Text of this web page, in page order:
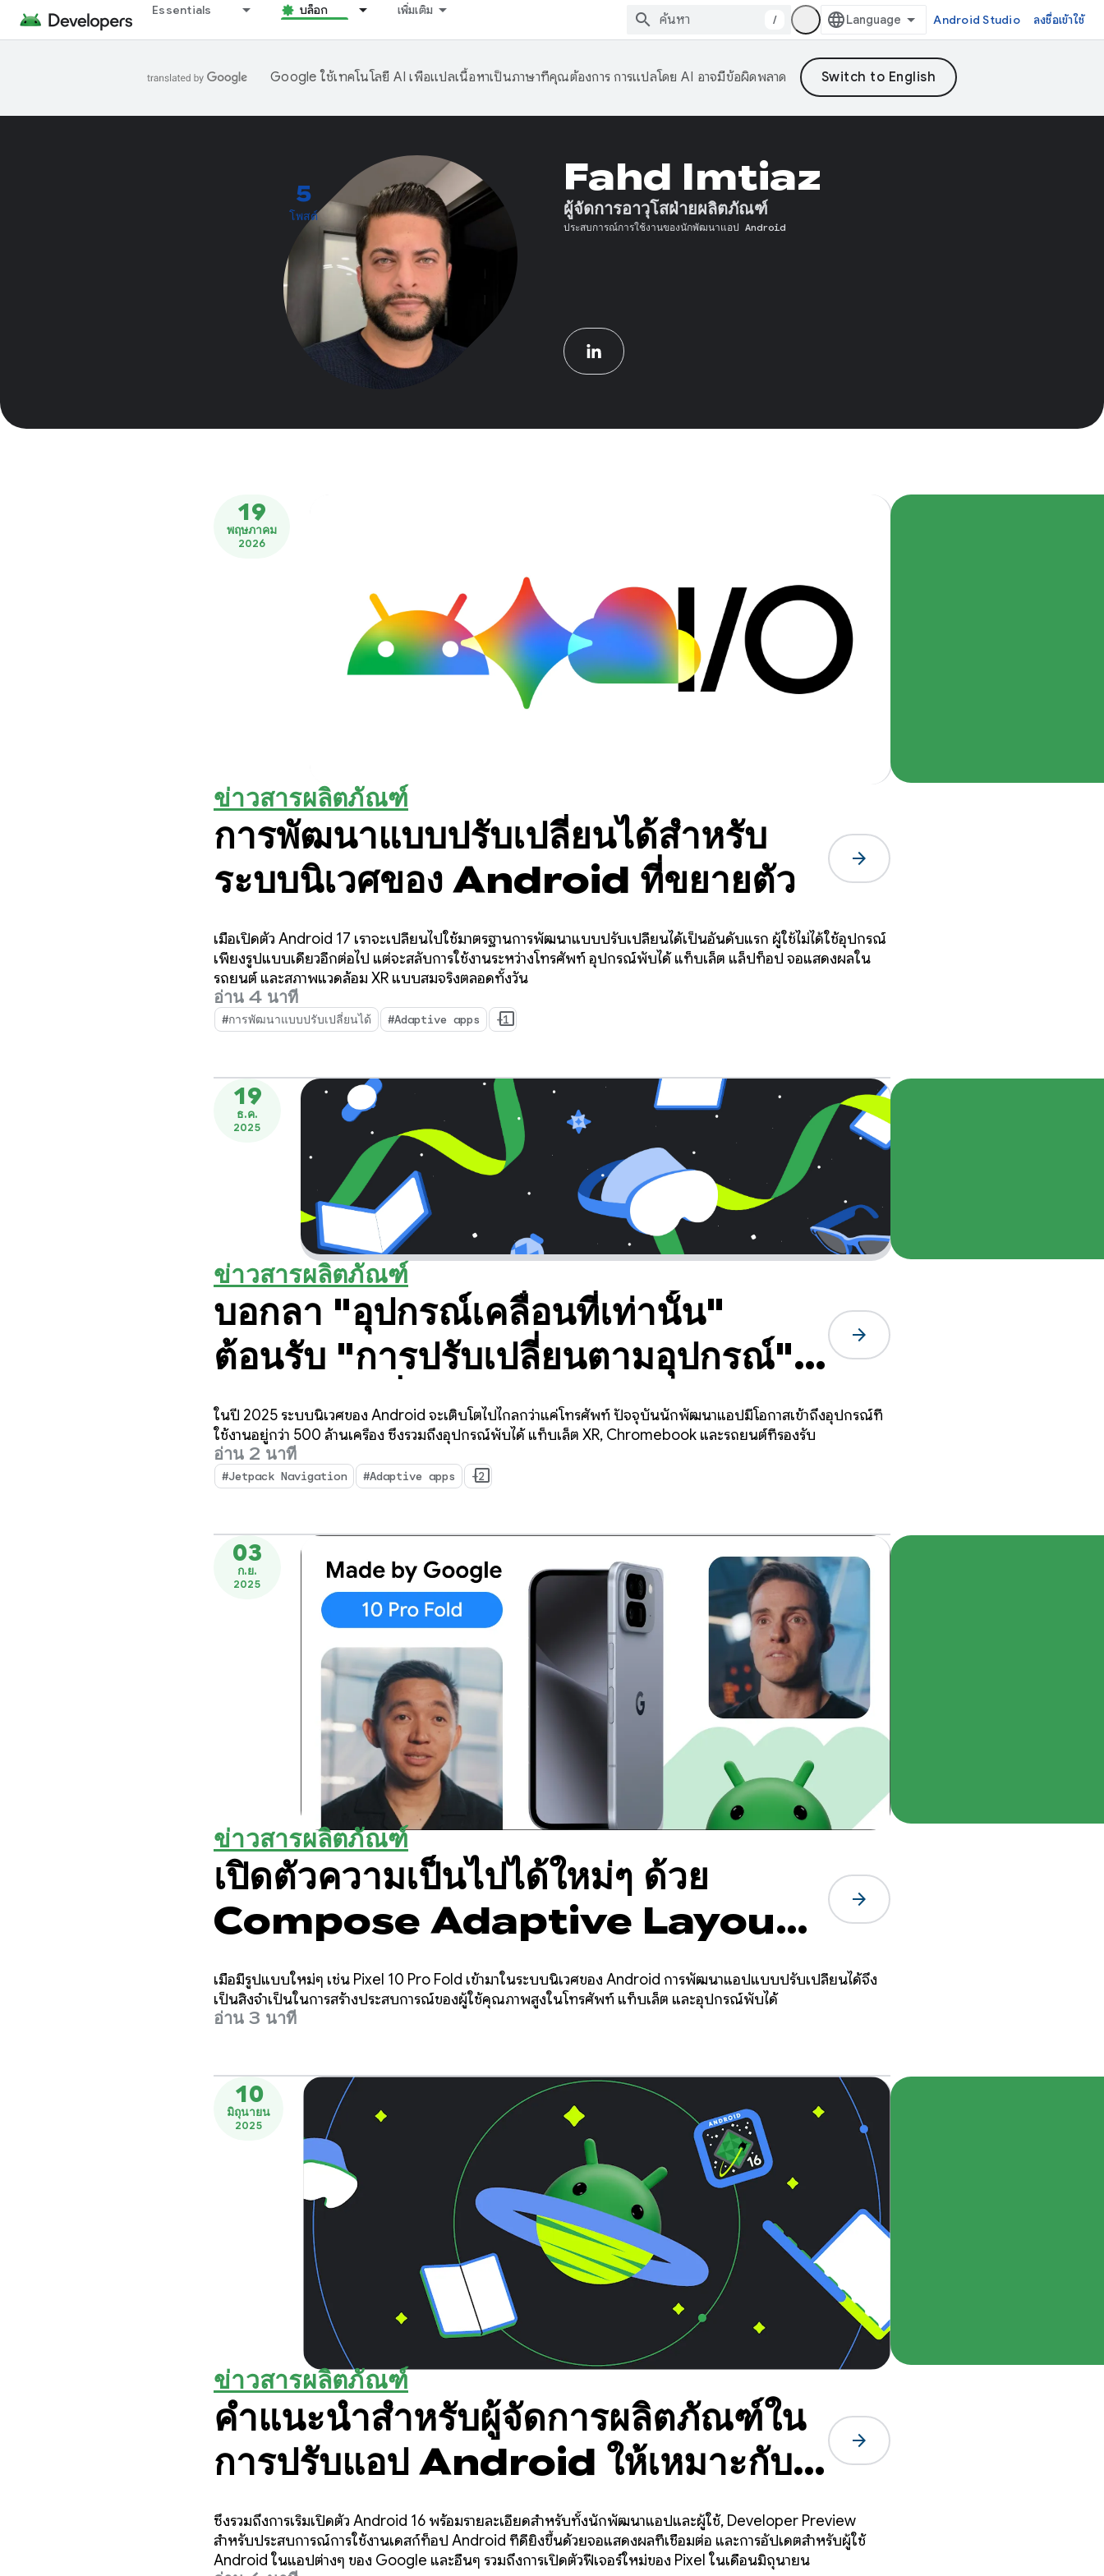
Essentials บล็อก เพิ่มเติม
/ Android Studio ลงชื่อเข้าใช้
Google ใช้เทคโนโลยี AI เพื่อแปลเนื้อหาเป็นภาษาที่คุณต้องการ การแปลโดย AI อาจมีข้อผิดพลาด
5
โพสต์
Fahd Imtiaz
ผู้จัดการอาวุโสฝ่ายผลิตภัณฑ์
ประสบการณ์การใช้งานของนักพัฒนาแอป Android
19
พฤษภาคม
2026
ข่าวสารผลิตภัณฑ์
การพัฒนาแบบปรับเปลี่ยนได้สำหรับ
ระบบนิเวศของ Android ที่ขยายตัว
arrow_forward
เมื่อเปิดตัว Android 17 เราจะเปลี่ยนไปใช้มาตรฐานการพัฒนาแบบปรับเปลี่ยนได้เป็นอันดับแรก ผู้ใช้ไม่ได้ใช้อุปกรณ์
เพียงรูปแบบเดียวอีกต่อไป แต่จะสลับการใช้งานระหว่างโทรศัพท์ อุปกรณ์พับได้ แท็บเล็ต แล็ปท็อป จอแสดงผลใน
รถยนต์ และสภาพแวดล้อม XR แบบสมจริงตลอดทั้งวัน
อ่าน 4 นาที
#การพัฒนาแบบปรับเปลี่ยนได้ #Adaptive apps +1
19
ธ.ค.
2025
ข่าวสารผลิตภัณฑ์
บอกลา "อุปกรณ์เคลื่อนที่เท่านั้น"
ต้อนรับ "การปรับเปลี่ยนตามอุปกรณ์":
การอัปเดตที่สำคัญ 3 รายการจากปี
2025 สำหรับการสร้างแอปที่ปรับ
เปลี่ยนตามอุปกรณ์
arrow_forward
ในปี 2025 ระบบนิเวศของ Android จะเติบโตไปไกลกว่าแค่โทรศัพท์ ปัจจุบันนักพัฒนาแอปมีโอกาสเข้าถึงอุปกรณ์ที่
ใช้งานอยู่กว่า 500 ล้านเครื่อง ซึ่งรวมถึงอุปกรณ์พับได้ แท็บเล็ต XR, Chromebook และรถยนต์ที่รองรับ
อ่าน 2 นาที
#Jetpack Navigation #Adaptive apps +2
03
ก.ย.
2025
ข่าวสารผลิตภัณฑ์
เปิดตัวความเป็นไปได้ใหม่ๆ ด้วย
Compose Adaptive Layouts
1.2 เบต้า
arrow_forward
เมื่อมีรูปแบบใหม่ๆ เช่น Pixel 10 Pro Fold เข้ามาในระบบนิเวศของ Android การพัฒนาแอปแบบปรับเปลี่ยนได้จึง
เป็นสิ่งจำเป็นในการสร้างประสบการณ์ของผู้ใช้คุณภาพสูงในโทรศัพท์ แท็บเล็ต และอุปกรณ์พับได้
อ่าน 3 นาที
10
มิถุนายน
2025
ข่าวสารผลิตภัณฑ์
คำแนะนำสำหรับผู้จัดการผลิตภัณฑ์ใน
การปรับแอป Android ให้เหมาะกับ
อุปกรณ์ต่างๆ
arrow_forward
ซึ่งรวมถึงการเริ่มเปิดตัว Android 16 พร้อมรายละเอียดสำหรับทั้งนักพัฒนาแอปและผู้ใช้, Developer Preview
สำหรับประสบการณ์การใช้งานเดสก์ท็อป Android ที่ดียิ่งขึ้นด้วยจอแสดงผลที่เชื่อมต่อ และการอัปเดตสำหรับผู้ใช้
Android ในแอปต่างๆ ของ Google และอื่นๆ รวมถึงการเปิดตัวฟีเจอร์ใหม่ของ Pixel ในเดือนมิถุนายน